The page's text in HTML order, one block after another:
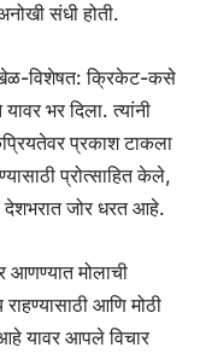
संधी होती.
खेळ-विशेषत: क्रिकेट-कसे
भर दिला. त्यांनी
प्रकाश टाकला
प्रोत्साहित केले,
देशभरात जोर धरत आहे.
आणण्यात मोलाची
आणि मोठी
आहे यावर आपले विचार